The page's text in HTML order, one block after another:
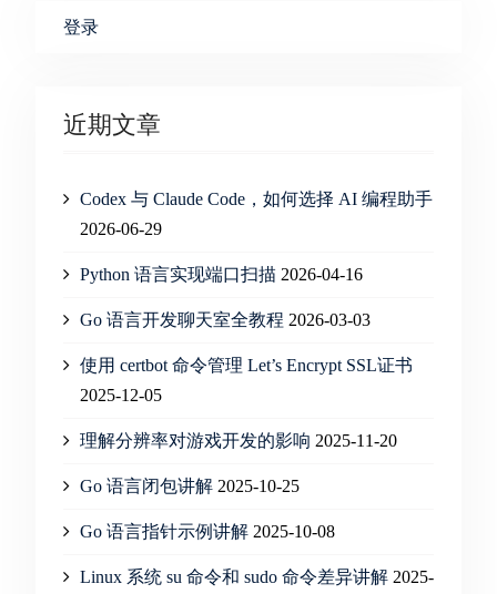
登录
近期文章
Codex 与 Claude Code，如何选择 AI 编程助手
2026-06-29
Python 语言实现端口扫描 2026-04-16
Go 语言开发聊天室全教程 2026-03-03
使用 certbot 命令管理 Let’s Encrypt SSL证书
2025-12-05
理解分辨率对游戏开发的影响 2025-11-20
Go 语言闭包讲解 2025-10-25
Go 语言指针示例讲解 2025-10-08
Linux 系统 su 命令和 sudo 命令差异讲解 2025-